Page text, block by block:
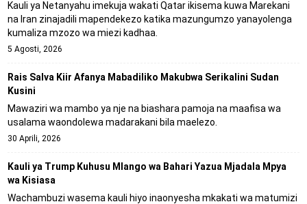
Kauli ya Netanyahu imekuja wakati Qatar ikisema kuwa Marekani
na Iran zinajadili mapendekezo katika mazungumzo yanayolenga
kumaliza mzozo wa miezi kadhaa.
5 Agosti, 2026
Rais Salva Kiir Afanya Mabadiliko Makubwa Serikalini Sudan
Kusini
Mawaziri wa mambo ya nje na biashara pamoja na maafisa wa
usalama waondolewa madarakani bila maelezo.
30 Aprili, 2026
Kauli ya Trump Kuhusu Mlango wa Bahari Yazua Mjadala Mpya
wa Kisiasa
Wachambuzi wasema kauli hiyo inaonyesha mkakati wa matumizi